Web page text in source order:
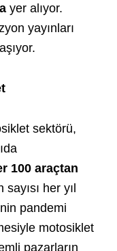
yer alıyor.
yayınları
sektörü,
100 araçtan
sayısı her yıl
pandemi
motosiklet
pazarların